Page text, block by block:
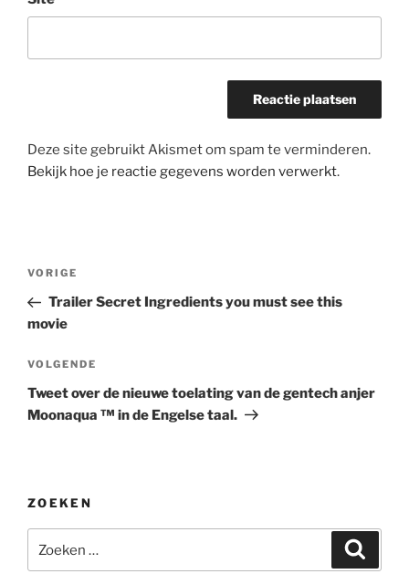
Deze site gebruikt Akismet om spam te verminderen.
Bekijk hoe je reactie gegevens worden verwerkt.
Bericht
Vorig
bericht
VORIGE
Trailer Secret Ingredients you must see this
movie
Volgend
bericht
VOLGENDE
Tweet over de nieuwe toelating van de gentech anjer
Moonaqua ™ in de Engelse taal.
ZOEKEN
naar: